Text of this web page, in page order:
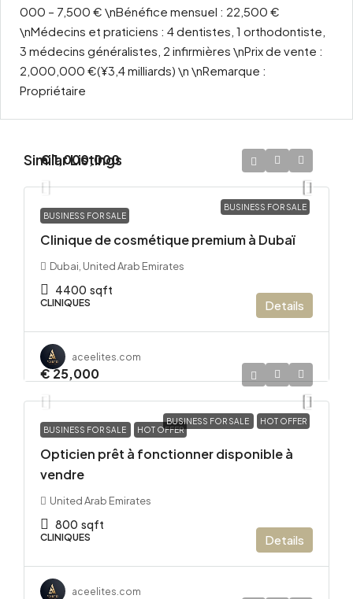
000 – 7,500 € \nBénéfice mensuel : 22,500 €
\nMédecins et praticiens : 4 dentistes, 1 orthodontiste,
3 médecins généralistes, 2 infirmières \nPrix de vente :
2,000,000 €(¥3,4 milliards) \n \nRemarque :
Propriétaire
Similar Listings
BUSINESS FOR SALE
€ 1,000,000
BUSINESS FOR SALE
Clinique de cosmétique premium à Dubaï
Dubai, United Arab Emirates
4400 sqft
CLINIQUES Details
aceelites.com
BUSINESS FOR SALE HOT OFFER
€ 25,000
BUSINESS FOR SALE HOT OFFER
Opticien prêt à fonctionner disponible à
vendre
United Arab Emirates
800 sqft
CLINIQUES Details
aceelites.com